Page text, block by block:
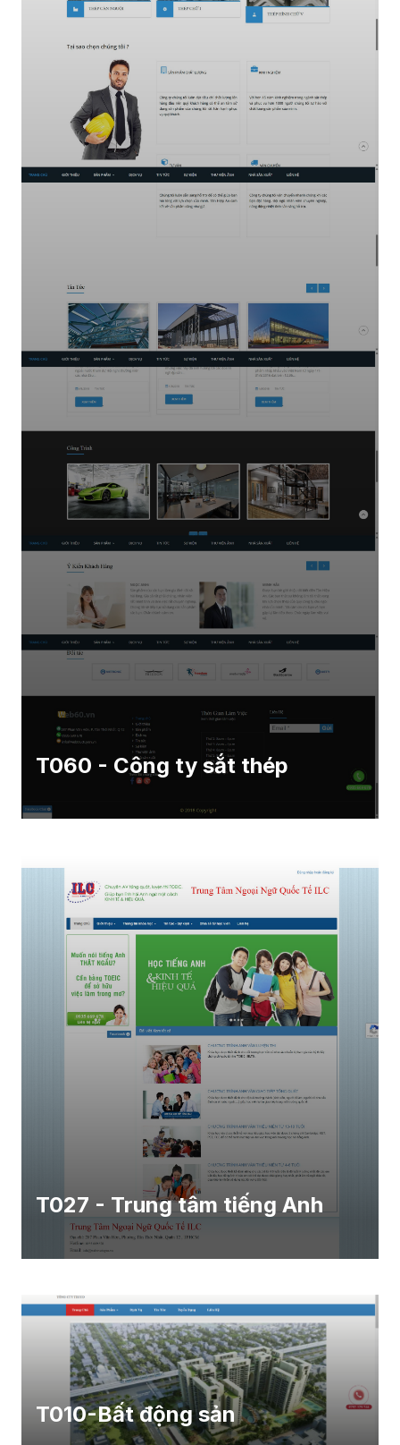
T060 - Công ty sắt thép
T027 - Trung tâm tiếng Anh
T010-Bất động sản